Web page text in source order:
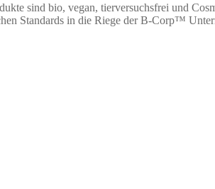
sind bio, vegan, tierversuchsfrei und
Standards in die Riege der B-Corp™